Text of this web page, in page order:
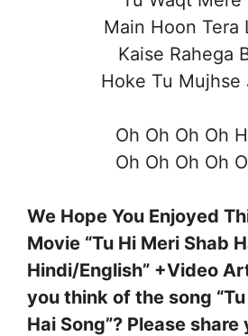
Main Hoon Tera
Kaise Rahega
Hoke Tu Mujhse
Oh Oh Oh Oh
Oh Oh Oh Oh
We Hope You Enjoyed
Movie “Tu Hi Meri Shab
Hindi/English” +Video
you think of the song
Hai Song”? Please